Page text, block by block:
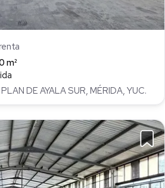
m²
DE AYALA SUR, MÉRIDA, YUC.